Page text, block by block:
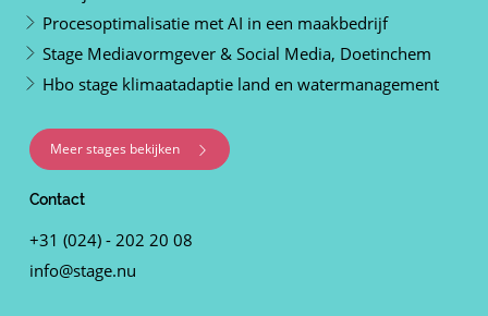
Procesoptimalisatie met AI in een maakbedrijf
Stage Mediavormgever & Social Media, Doetinchem
Hbo stage klimaatadaptie land en watermanagement
Meer stages bekijken
Contact
+31 (024) - 202 20 08
info@stage.nu